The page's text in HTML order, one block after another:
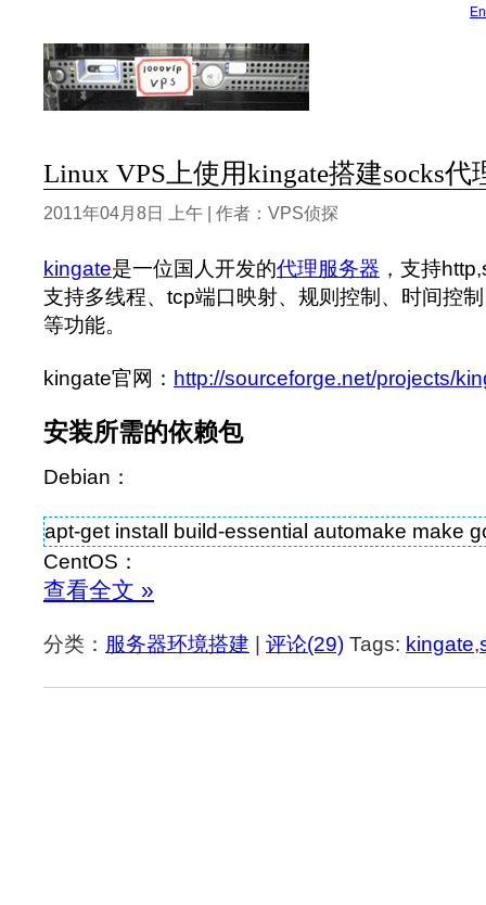
Linux VPS上使用kingate搭建socks代
2011年04月8日 上午 | 作者：VPS侦探
kingate是一位国人开发的代理服务器 ，支持
支持多线程、tcp端口映射、规则控制、时间控
等功能。
kingate官网： http://sourceforge.net/projects/
安装所需的依赖包
Debian：
apt-get install build-essential automake make
CentOS：
查看全文 »
分类： 服务器环境搭建 | 评论(29) Tags: kingate,